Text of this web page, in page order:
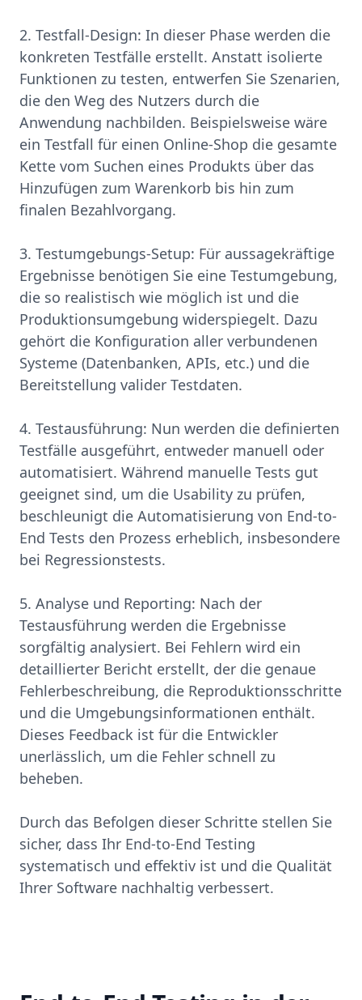
2. Testfall-Design: In dieser Phase werden die
konkreten Testfälle erstellt. Anstatt isolierte
Funktionen zu testen, entwerfen Sie Szenarien,
die den Weg des Nutzers durch die
Anwendung nachbilden. Beispielsweise wäre
ein Testfall für einen Online-Shop die gesamte
Kette vom Suchen eines Produkts über das
Hinzufügen zum Warenkorb bis hin zum
finalen Bezahlvorgang.
3. Testumgebungs-Setup: Für aussagekräftige
Ergebnisse benötigen Sie eine Testumgebung,
die so realistisch wie möglich ist und die
Produktionsumgebung widerspiegelt. Dazu
gehört die Konfiguration aller verbundenen
Systeme (Datenbanken, APIs, etc.) und die
Bereitstellung valider Testdaten.
4. Testausführung: Nun werden die definierten
Testfälle ausgeführt, entweder manuell oder
automatisiert. Während manuelle Tests gut
geeignet sind, um die Usability zu prüfen,
beschleunigt die Automatisierung von End-to-
End Tests den Prozess erheblich, insbesondere
bei Regressionstests.
5. Analyse und Reporting: Nach der
Testausführung werden die Ergebnisse
sorgfältig analysiert. Bei Fehlern wird ein
detaillierter Bericht erstellt, der die genaue
Fehlerbeschreibung, die Reproduktionsschritte
und die Umgebungsinformationen enthält.
Dieses Feedback ist für die Entwickler
unerlässlich, um die Fehler schnell zu
beheben.
Durch das Befolgen dieser Schritte stellen Sie
sicher, dass Ihr End-to-End Testing
systematisch und effektiv ist und die Qualität
Ihrer Software nachhaltig verbessert.